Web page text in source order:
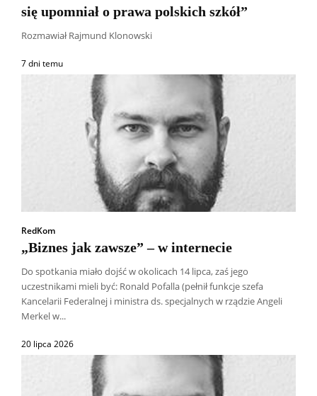
się upomniał o prawa polskich szkół”
Rozmawiał Rajmund Klonowski
7 dni temu
RedKom
„Biznes jak zawsze” – w internecie
Do spotkania miało dojść w okolicach 14 lipca, zaś jego
uczestnikami mieli być: Ronald Pofalla (pełnił funkcje szefa
Kancelarii Federalnej i ministra ds. specjalnych w rządzie Angeli
Merkel w...
20 lipca 2026